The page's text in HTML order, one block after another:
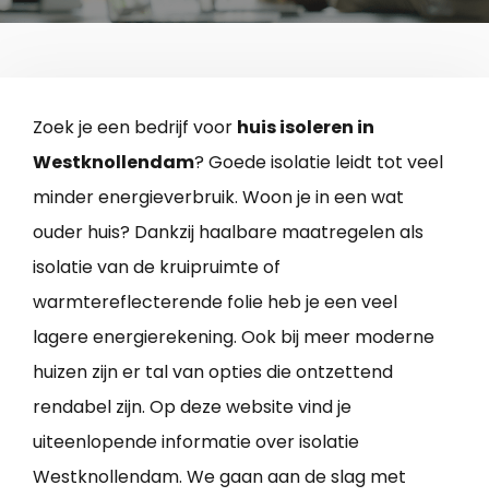
Zoek je een bedrijf voor huis isoleren in
Westknollendam? Goede isolatie leidt tot veel
minder energieverbruik. Woon je in een wat
ouder huis? Dankzij haalbare maatregelen als
isolatie van de kruipruimte of
warmtereflecterende folie heb je een veel
lagere energierekening. Ook bij meer moderne
huizen zijn er tal van opties die ontzettend
rendabel zijn. Op deze website vind je
uiteenlopende informatie over isolatie
Westknollendam. We gaan aan de slag met